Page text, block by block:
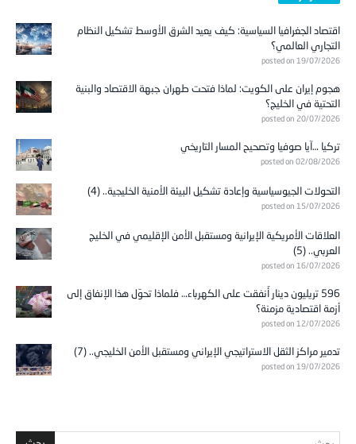
اقتصاد الجغرافيا السياسية: كيف يعيد الشرق الأوسط تشكيل النظام
التجاري العالمي؟
posted on 19/07/2026
هجوم إيران على الكويت: لماذا فتحت طهران جبهة الاقتصاد والبنية
التحتية في الخليج؟
posted on 20/07/2026
تركيا …آيا صوفيا وتصحيح المسار التاريخي
posted on 02/08/2026
التحولات الجيوسياسية وإعادة تشكيل البيئة الأمنية الخليجية.. (4)
posted on 15/07/2026
العلاقات الأمريكية الإيرانية ومستقبل الأمن الإقليمي في الخليج
العربي.. (5)
posted on 16/07/2026
596 تريليون دينار أُنفقت على الكهرباء… فلماذا تحوّل هذا الإنفاق إلى
أزمة اقتصادية مزمنة؟
posted on 12/07/2026
تدمير مراكز الثقل الاستراتيجي الإيراني ومستقبل الأمن الخليجي.. (7)
posted on 19/07/2026